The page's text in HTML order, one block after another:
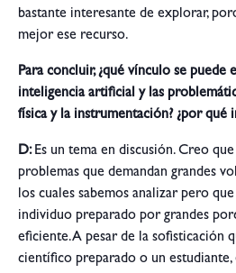
bastante interesante de explorar,
mejor ese recurso.
Para concluir, ¿qué vínculo se puede
inteligencia artificial y las
física y la instrumentación? ¿por qué
D:Es un tema en discusión. Creo
problemas que demandan grandes
los cuales sabemos analizar pero
individuo preparado por grandes
eficiente. A pesar de la sofisticación
científico preparado o un